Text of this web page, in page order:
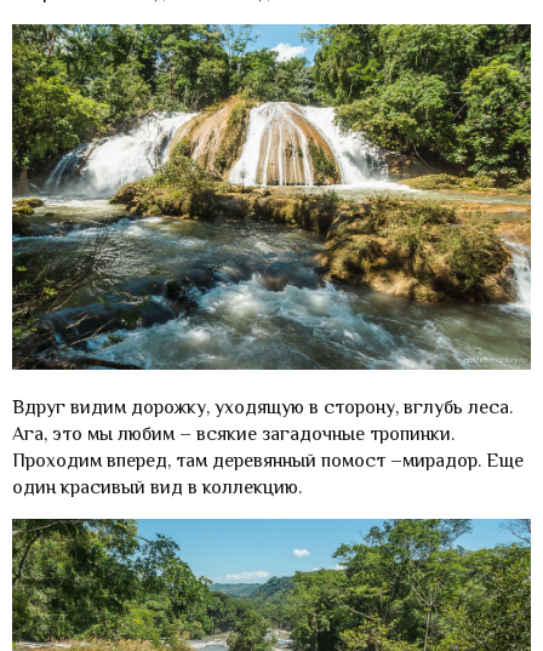
Вдруг видим дорожку, уходящую в сторону, вглубь леса.
Ага, это мы любим – всякие загадочные тропинки.
Проходим вперед, там деревянный помост –мирадор. Еще
один красивый вид в коллекцию.